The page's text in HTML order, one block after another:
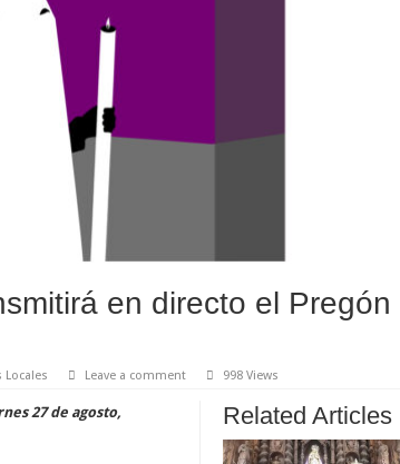
en directo el Pregón
Locales Leave a comment 998 Views
Related Articles
27 de agosto,